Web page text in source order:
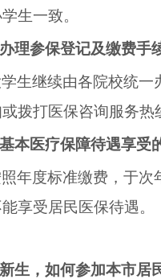
生一致。
理参保登记及缴费手
生继续由各院校统
拨打医保咨询服务热
本医疗保障待遇享受
年度标准缴费，于次
享受居民医保待遇。
生，如何参加本市居